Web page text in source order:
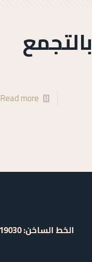
بالتجمع
Read more
الخط الساخن: 19030